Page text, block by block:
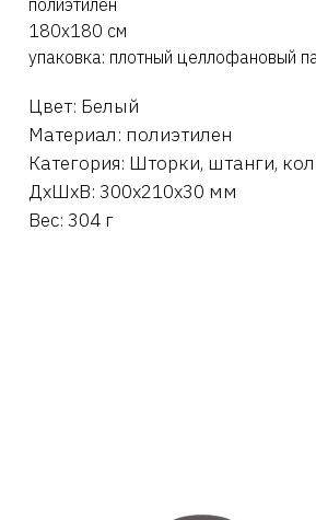
полиэтилен
180х180 см
упаковка: плотный целлофановый
Цвет: Белый
Материал: полиэтилен
Категория: Шторки, штанги,
ДxШxВ: 300x210x30 мм
Вес: 304 г